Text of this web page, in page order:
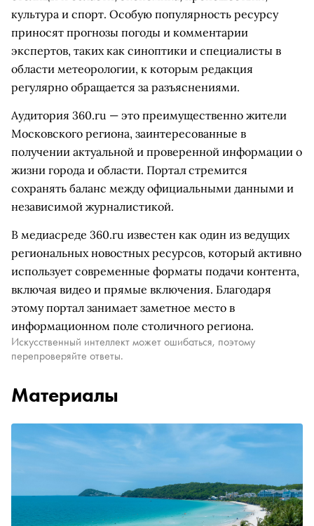
культура и спорт. Особую популярность ресурсу
приносят прогнозы погоды и комментарии
экспертов, таких как синоптики и специалисты в
области метеорологии, к которым редакция
регулярно обращается за разъяснениями.
Аудитория 360.ru — это преимущественно жители
Московского региона, заинтересованные в
получении актуальной и проверенной информации о
жизни города и области. Портал стремится
сохранять баланс между официальными данными и
независимой журналистикой.
В медиасреде 360.ru известен как один из ведущих
региональных новостных ресурсов, который активно
использует современные форматы подачи контента,
включая видео и прямые включения. Благодаря
этому портал занимает заметное место в
информационном поле столичного региона.
Искусственный интеллект может ошибаться, поэтому
перепроверяйте ответы.
Материалы